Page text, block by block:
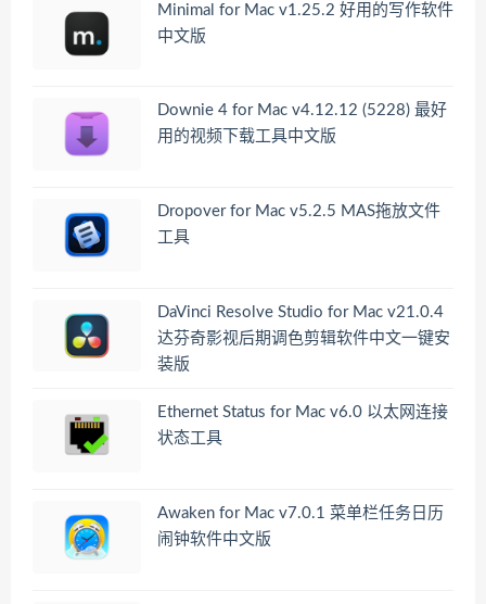
Minimal for Mac v1.25.2 好用的写作软件
中文版
Downie 4 for Mac v4.12.12 (5228) 最好
用的视频下载工具中文版
Dropover for Mac v5.2.5 MAS拖放文件
工具
DaVinci Resolve Studio for Mac v21.0.4
达芬奇影视后期调色剪辑软件中文一键安
装版
Ethernet Status for Mac v6.0 以太网连接
状态工具
Awaken for Mac v7.0.1 菜单栏任务日历
闹钟软件中文版